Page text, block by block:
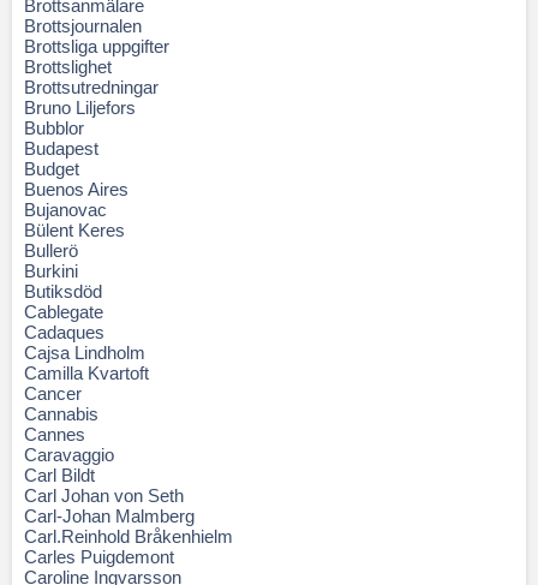
Brottsanmälare
Brottsjournalen
Brottsliga uppgifter
Brottslighet
Brottsutredningar
Bruno Liljefors
Bubblor
Budapest
Budget
Buenos Aires
Bujanovac
Bülent Keres
Bullerö
Burkini
Butiksdöd
Cablegate
Cadaques
Cajsa Lindholm
Camilla Kvartoft
Cancer
Cannabis
Cannes
Caravaggio
Carl Bildt
Carl Johan von Seth
Carl-Johan Malmberg
Carl.Reinhold Bråkenhielm
Carles Puigdemont
Caroline Ingvarsson